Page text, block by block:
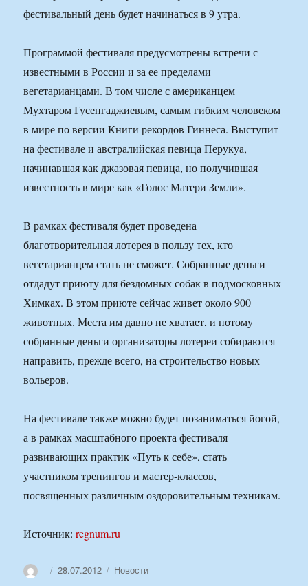
фестивальный день будет начинаться в 9 утра.
Программой фестиваля предусмотрены встречи с
известными в России и за ее пределами
вегетарианцами. В том числе с американцем
Мухтаром Гусенгаджиевым, самым гибким человеком
в мире по версии Книги рекордов Гиннеса. Выступит
на фестивале и австралийская певица Перукуа,
начинавшая как джазовая певица, но получившая
известность в мире как «Голос Матери Земли».
В рамках фестиваля будет проведена
благотворительная лотерея в пользу тех, кто
вегетарианцем стать не сможет. Собранные деньги
отдадут приюту для бездомных собак в подмосковных
Химках. В этом приюте сейчас живет около 900
животных. Места им давно не хватает, и потому
собранные деньги организаторы лотереи собираются
направить, прежде всего, на строительство новых
вольеров.
На фестивале также можно будет позаниматься йогой,
а в рамках масштабного проекта фестиваля
развивающих практик «Путь к себе», стать
участником тренингов и мастер-классов,
посвященных различным оздоровительным техникам.
Источник:regnum.ru
АвторОпубликовано
28.07.2012 Рубрики
Новости